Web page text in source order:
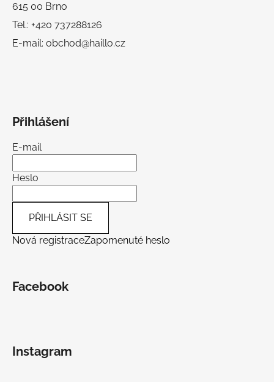
615 00 Brno
Tel.: +420 737288126
E-mail: obchod@haillo.cz
Přihlášení
E-mail
Heslo
PŘIHLÁSIT SE
Nová registraceZapomenuté heslo
Facebook
Instagram